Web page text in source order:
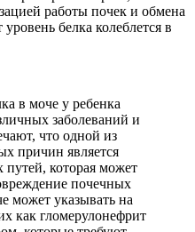
работы почек и обмена
белка колеблется в
в моче у ребенка
заболеваний и
что одной из
причин является
которая может
почечных
может указывать на
как гломерулонефрит